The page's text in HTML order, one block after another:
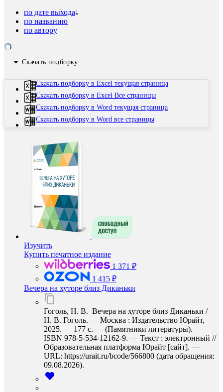
по дате выхода
по названию
по автору
Скачать подборку
Скачать подборку в Excel текущая страница
Скачать подборку в Excel Все страницы
Скачать подборку в Word текущая страница
Скачать подборку в Word все страницы
Изучить
Купить печатное издание
1 371 ₽
1 415 ₽
Вечера на хуторе близ Диканьки
Гоголь, Н. В. Вечера на хуторе близ Диканьки /
Н. В. Гоголь. — Москва : Издательство Юрайт,
2025. — 177 с. — (Памятники литературы). —
ISBN 978-5-534-12162-9. — Текст : электронный //
Образовательная платформа Юрайт [сайт]. —
URL: https://urait.ru/bcode/566800 (дата обращения:
09.08.2026).